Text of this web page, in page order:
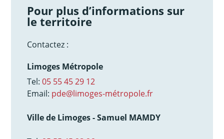
Pour plus d’informations sur
le territoire
Contactez :
Limoges Métropole
Tel:05 55 45 29 12
Email: pde@limoges-métropole.fr
Ville de Limoges - Samuel MAMDY